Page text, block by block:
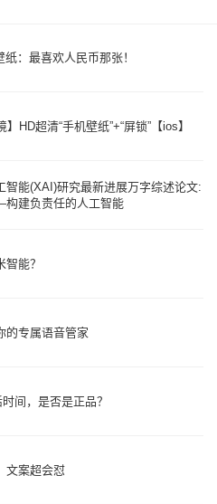
：最喜欢人民币那张！
HD超清“手机壁纸”+“屏锁”【ios】
智能(XAI)研究最新进展万字综述论文:
建负责任的人工智能
能？
专属语音管家
间，是否是正品？
文案超会怼